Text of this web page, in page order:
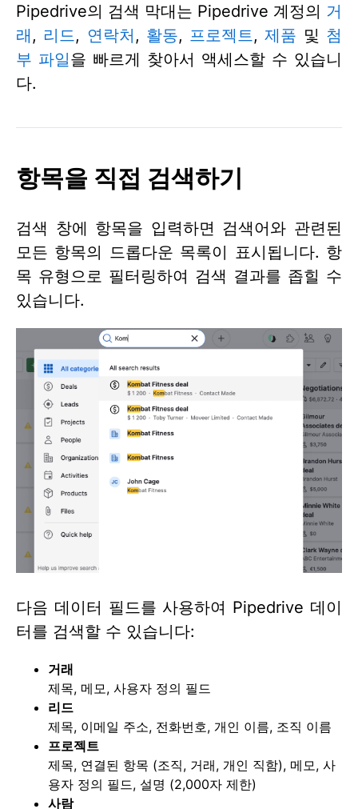
Pipedrive의 검색 막대는 Pipedrive 계정의 거
래 , 리드, 연락처 , 활동, 프로젝트,제품 및 첨
부 파일을 빠르게 찾아서 액세스할 수 있습니
다.
항목을 직접 검색하기
검색 창에 항목을 입력하면 검색어와 관련된
모든 항목의 드롭다운 목록이 표시됩니다. 항
목 유형으로 필터링하여 검색 결과를 좁힐 수
있습니다.
다음 데이터 필드를 사용하여 Pipedrive 데이
터를 검색할 수 있습니다:
거래
제목, 메모, 사용자 정의 필드
리드
제목, 이메일 주소, 전화번호, 개인 이름, 조직 이름
프로젝트
제목, 연결된 항목 (조직, 거래, 개인 직함), 메모, 사
용자 정의 필드, 설명 (2,000자 제한)
사람